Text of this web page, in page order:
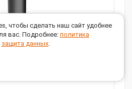
300WQ1000-6-30/6
чтобы сделать наш сайт удобнее
вас. Подробнее: политика
защита данных.